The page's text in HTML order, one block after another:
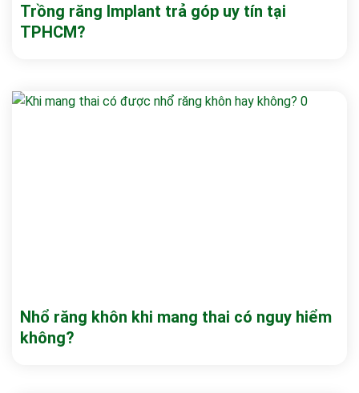
Trồng răng Implant trả góp uy tín tại
TPHCM?
Nhổ răng khôn khi mang thai có nguy hiểm
không?